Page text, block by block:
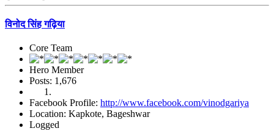
विनोद सिंह गढ़िया
Core Team
Hero Member
Posts: 1,676
Facebook Profile: http://www.facebook.com/vinodgariya
Location: Kapkote, Bageshwar
Logged